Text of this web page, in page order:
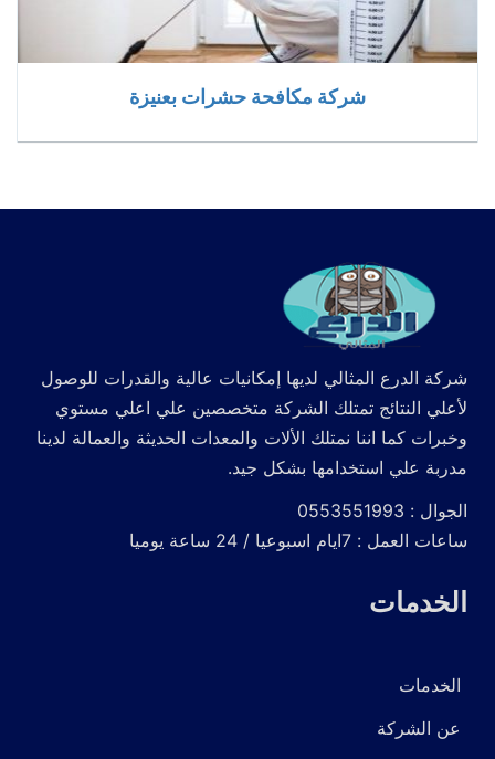
شركة مكافحة حشرات بعنيزة
شركة الدرع المثالي لديها إمكانيات عالية والقدرات للوصول
لأعلي النتائج تمتلك الشركة متخصصين علي اعلي مستوي
وخبرات كما اننا نمتلك الألات والمعدات الحديثة والعمالة لدينا
مدربة علي استخدامها بشكل جيد.
الجوال : 0553551993
ساعات العمل : 7ايام اسبوعيا / 24 ساعة يوميا
الخدمات
الخدمات
عن الشركة